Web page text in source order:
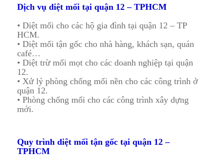
Dịch vụ diệt mối tại quận 12 – TPHCM
• Diệt mối cho các hộ gia đình tại quận 12 – TP
HCM.
• Diệt mối tận gốc cho nhà hàng, khách sạn, quán
café…
• Diệt trừ mối mọt cho các doanh nghiệp tại quận
12.
• Xử lý phòng chống mối nền cho các công trình ở
quận 12.
• Phòng chống mối cho các công trình xây dựng
mới.
Quy trình diệt mối tận gốc tại quận 12 –
TPHCM